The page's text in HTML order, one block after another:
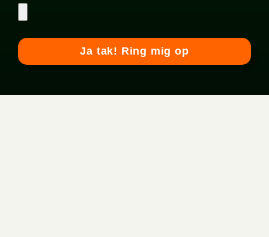
leave
this
empty.